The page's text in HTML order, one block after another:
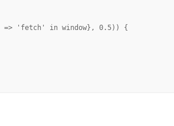
'fetch' in window}, 0.5)) {